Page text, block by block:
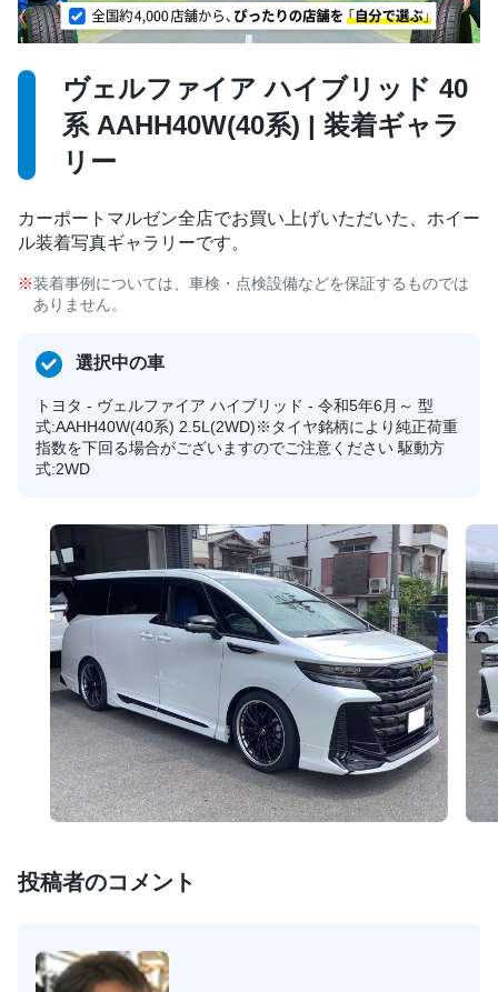
ヴェルファイア ハイブリッド 40
系 AAHH40W(40系) | 装着ギャラ
リー
カーポートマルゼン全店でお買い上げいただいた、ホイー
ル装着写真ギャラリーです。
装着事例については、車検・点検設備などを保証するものでは
ありません。
選択中の車
トヨタ - ヴェルファイア ハイブリッド - 令和5年6月～ 型
式:AAHH40W(40系) 2.5L(2WD)※タイヤ銘柄により純正荷重
指数を下回る場合がございますのでご注意ください 駆動方
式:2WD
投稿者のコメント